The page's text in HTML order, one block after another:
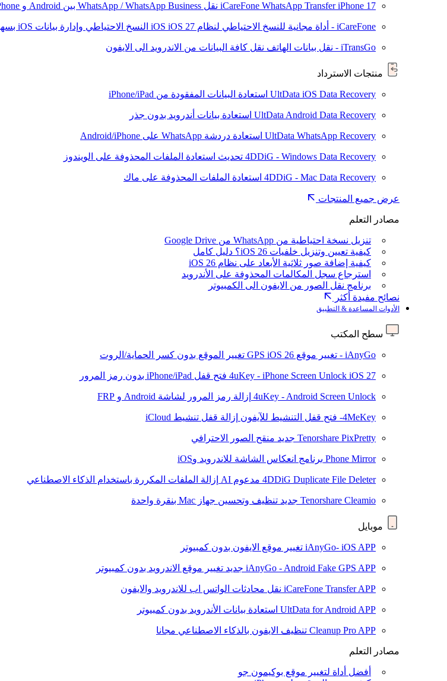
iCareFone WhatsApp TransferiPhone 17 نقل WhatsApp / WhatsApp Business بين Android و iPhone
iCareFone - أداة مجانية للنسخ الاحتياطي لنظام iOS iOS 27 النسخ الاحتياطي وإدارة بيانات iOS بسهولة
iTransGo - نقل بيانات الهاتف نقل كافة البيانات من الاندرويد الى الايفون
منتجات الاسترداد
UltData iOS Data Recovery استعادة البيانات المفقودة من iPhone/iPad
UltData Android Data Recovery استعادة بيانات أندرويد بدون جذر
UltData WhatsApp Recovery استعادة دردشة WhatsApp على Android/iPhone
4DDiG - Windows Data Recovery تحديث استعادة الملفات المحذوفة على الويندوز
4DDiG - Mac Data Recovery استعادة الملفات المحذوفة على ماك
عرض جميع المنتجات
مصادر التعلم
تنزيل نسخة احتياطية من WhatsApp من Google Drive
كيفية تعيين وتنزيل خلفيات iOS 26؟ دليل كامل
كيفية إضافة صور ثلاثية الأبعاد على نظام iOS 26
استرجاع سجل المكالمات المحذوفة على الأندرويد
برنامج نقل الصور من الايفون الى الكمبيوتر
نصائح مفيدة أكثر
الأدوات المساعدة & التطبيق
سطح المكتب
iAnyGo - تغيير موقع GPS iOS 26 تغيير الموقع بدون كسر الحماية/الروت
4uKey - iPhone Screen Unlock iOS 27 فتح قفل iPhone/iPad بدون رمز المرور
4uKey - Android Screen Unlock إزالة رمز المرور لشاشة Android و FRP
4MeKey- فتح قفل التنشيط للآيفون إزالة قفل تنشيط iCloud
Tenorshare PixPretty جديد منقح الصور الاحترافي
Phone Mirror برنامج انعكاس الشاشة للاندرويد وiOS
4DDiG Duplicate File Deleter مدعوم AI إزالة الملفات المكررة باستخدام الذكاء الاصطناعي
Tenorshare Cleamio جديد تنظيف وتحسين جهاز Mac بنقرة واحدة
موبايل
iAnyGo- iOS APP تغيير موقع الايفون بدون كمبيوتر
iAnyGo - Android Fake GPS APP جديد تغيير موقع الاندرويد بدون كمبيوتر
iCareFone Transfer APP نقل محادثات الواتس اب للاندرويد والايفون
UltData for Android APP استعادة بيانات الأندرويد بدون كمبيوتر
Cleanup Pro APP تنظيف الايفون بالذكاء الاصطناعي مجانا
مصادر التعلم
أفضل أداة لتغيير موقع بوكيمون جو